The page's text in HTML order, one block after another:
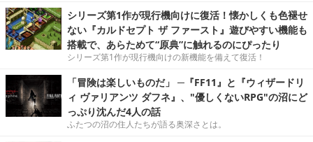
シリーズ第1作が現行機向けに復活！懐かしくも色褪せ
ない『カルドセプト ザ ファースト』遊びやすい機能も
搭載で、あらためて“原典”に触れるのにぴったり
シリーズ第1作が現行機向けの新機能を備えて復活！
「冒険は楽しいものだ」 ─『FF11』と『ウィザードリ
ィ ヴァリアンツ ダフネ』、"優しくないRPG"の沼にど
っぷり沈んだ4人の話
ふたつの沼の住人たちが語る奥深さとは。